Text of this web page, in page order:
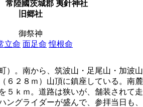
常陸國茨城郡 夷針神社
旧郷社
御祭神
立命 面足命 惶根命
）。南から、筑波山・足尾山・加波山
６２８ｍ）山頂に鎮座している。南麓
５ｋｍ。道路は狭いが、舗装されて走
ングライダーが盛んで、参拝当日も、